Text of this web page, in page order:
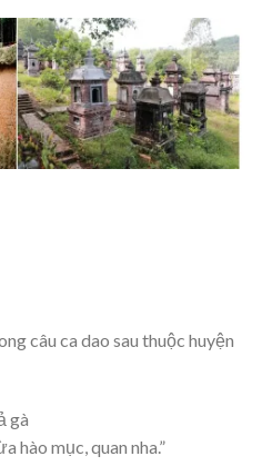
câu ca dao sau thuộc huyện
gà
hào mục, quan nha.”